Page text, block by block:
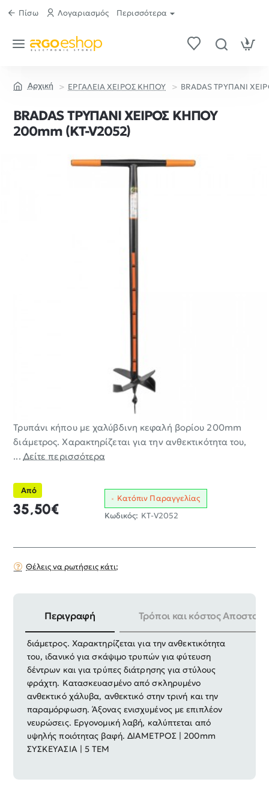
Πίσω Λογαριασμός Περισσότερα
ΕΡΓΑΛΕΙΑ ΧΕΙΡΟΣ ΚΗΠΟΥ BRADAS ΤΡΥΠΑΝΙ
BRADAS ΤΡΥΠΑΝΙ ΧΕΙΡΟΣ ΚΗΠΟΥ
200mm (KT-V2052)
Τρυπάνι κήπου με χαλύβδινη κεφαλή βορίου 200mm
διάμετρος. Χαρακτηρίζεται για την ανθεκτικότητα του,
... Δείτε περισσότερα
Από
35,50€
Κατόπιν Παραγγελίας
Κωδικός: KT-V2052
Θέλεις να ρωτήσεις κάτι;
Περιγραφή Τρόποι και κόστος
Τρυπάνι κήπου με χαλύβδινη κεφαλή βορίου 200mm
διάμετρος. Χαρακτηρίζεται για την ανθεκτικότητα
του, ιδανικό για σκάψιμο τρυπών για φύτευση
δέντρων και για τρύπες διάτρησης για στύλους
φράχτη. Κατασκευασμένο από σκληρυμένο
ανθεκτικό χάλυβα, ανθεκτικό στην τρινή και την
παραμόρφωση. Άξονας ενισχυμένος με επιπλέον
νευρώσεις. Εργονομική λαβή, καλύπτεται από
υψηλής ποιότητας βαφή. ΔΙΑΜΕΤΡΟΣ | 200mm
ΣΥΣΚΕΥΑΣΙΑ | 5 ΤΕΜ